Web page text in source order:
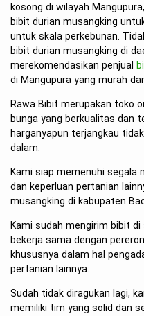
kosong di wilayah
bibit durian musangking
untuk skala perkebunan.
bibit durian musangking di
merekomendasikan penjual
di Mangupura yang murah
Rawa Bibit merupakan toko
bunga yang berkualitas dan
harganyapun terjangkau
dalam.
Kami siap memenuhi
dan keperluan pertanian
musangking di kabupaten
Kami sudah mengirim bibit
bekerja sama dengan
khususnya dalam hal
pertanian lainnya.
Sudah tidak diragukan lagi,
memiliki tim yang solid dan